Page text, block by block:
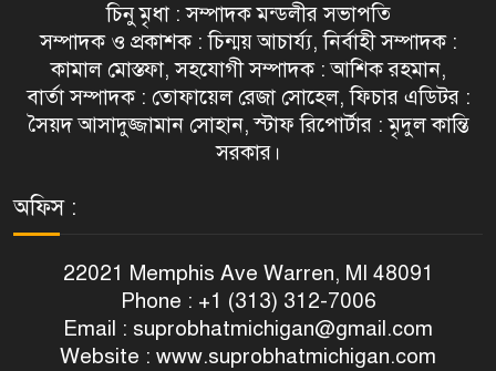
চিনু মৃধা : সম্পাদক মন্ডলীর সভাপতি
সম্পাদক ও প্রকাশক : চিন্ময় আচার্য্য, নির্বাহী সম্পাদক :
কামাল মোস্তফা, সহযোগী সম্পাদক : আশিক রহমান,
বার্তা সম্পাদক : তোফায়েল রেজা সোহেল, ফিচার এডিটর :
সৈয়দ আসাদুজ্জামান সোহান, স্টাফ রিপোর্টার : মৃদুল কান্তি
সরকার।
অফিস :
22021 Memphis Ave Warren, MI 48091
Phone : +1 (313) 312-7006
Email : suprobhatmichigan@gmail.com
Website : www.suprobhatmichigan.com